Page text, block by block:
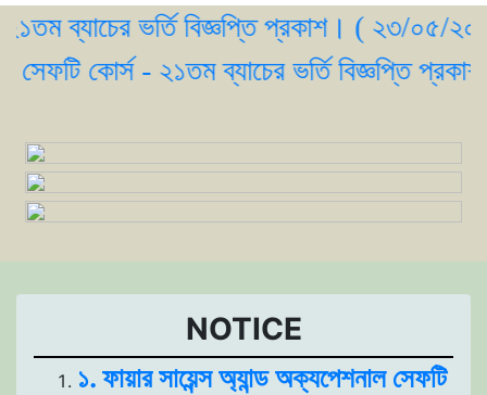
ব্যাচের ভর্তি বিজ্ঞপ্তি প্রকাশ। ( ২৩/০৫/২০২৬ )
কোর্স - ২১তম ব্যাচের ভর্তি বিজ্ঞপ্তি প্রকাশ।
NOTICE
১. ফায়ার সায়েন্স অ্যান্ড অক্যপেশনাল সেফটি